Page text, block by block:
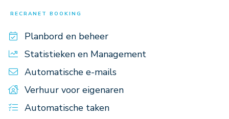
RECRANET BOOKING
Planbord en beheer
Statistieken en Management
Automatische e-mails
Verhuur voor eigenaren
Automatische taken